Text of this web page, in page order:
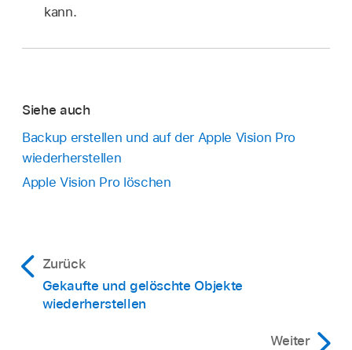
kann.
Siehe auch
Backup erstellen und auf der Apple Vision Pro
wiederherstellen
Apple Vision Pro löschen
Zurück
Gekaufte und gelöschte Objekte
wiederherstellen
Weiter